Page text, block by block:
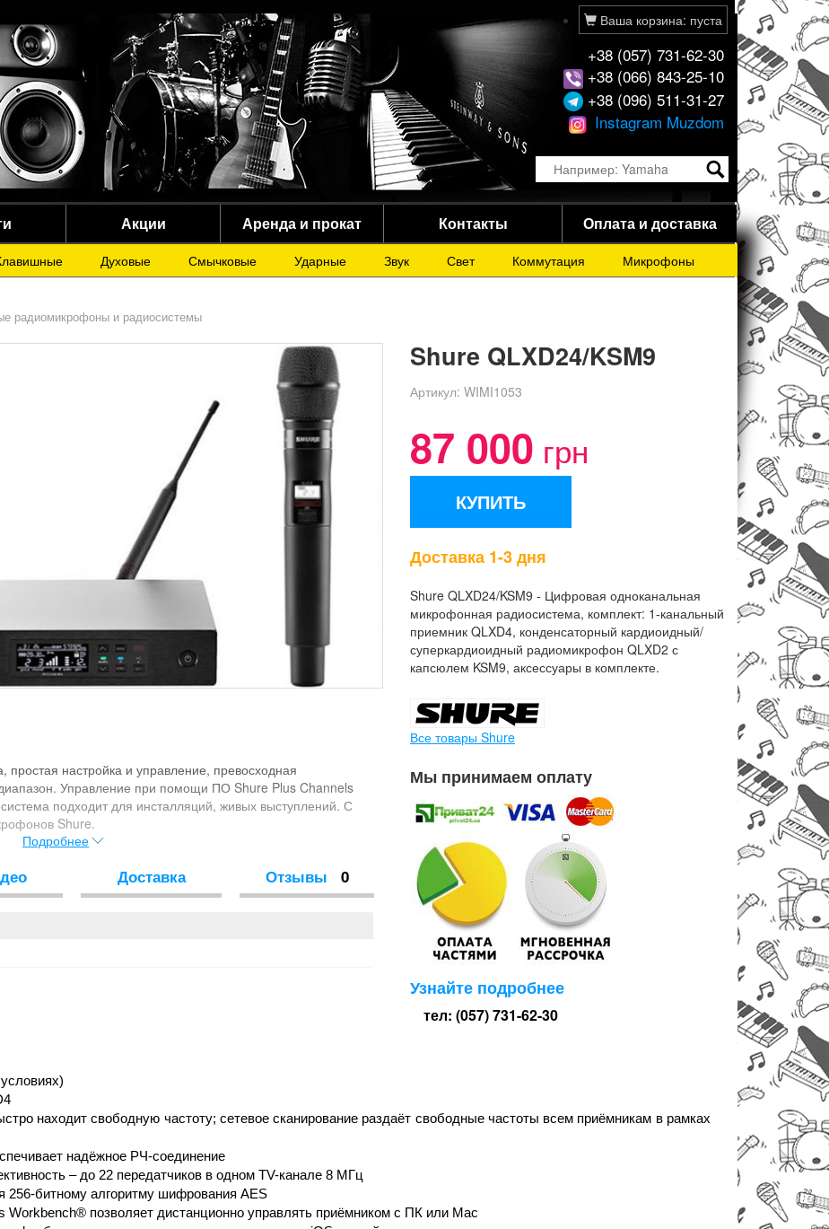
Ваша корзина: пуста
+38 (057) 731-62-30
+38 (066) 843-25-10
+38 (096) 511-31-27
Instagram Muzdom
Акции Аренда и прокат Контакты Оплата и доставка
Духовые Смычковые Ударные Звук Свет Коммутация Микрофоны
радиомикрофоны и радиосистемы
простая настройка и управление, превосходная
Управление при помощи ПО Shure Plus Channels
подходит для инсталляций, живых выступлений. С
Shure.
Подробнее
Доставка Отзывы 0
Shure QLXD24/KSM9
Артикул: WIMI1053
87 000 грн
КУПИТЬ
Доставка 1-3 дня
Shure QLXD24/KSM9 - Цифровая одноканальная
микрофонная радиосистема, комплект: 1-канальный
приемник QLXD4, конденсаторный кардиоидный/
суперкардиоидный радиомикрофон QLXD2 с
капсюлем KSM9, аксессуары в комплекте.
Все товары Shure
Мы принимаем оплату
Узнайте подробнее
тел: (057) 731-62-30
находит свободную частоту; сетевое сканирование раздаёт свободные частоты всем приёмникам в рамках
надёжное РЧ-соединение
– до 22 передатчиков в одном TV-канале 8 МГц
битному алгоритму шифрования AES
Workbench® позволяет дистанционно управлять приёмником с ПК или Mac